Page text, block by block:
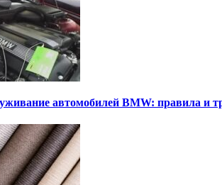
автомобилей BMW: правила и